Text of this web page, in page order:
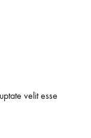
velit esse